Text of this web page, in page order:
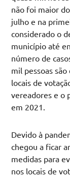
não foi maior
julho e na
considerado o
município até
número de
mil pessoas
locais de
vereadores e o
em 2021.
Devido à
chegou a ficar
medidas para
nos locais de